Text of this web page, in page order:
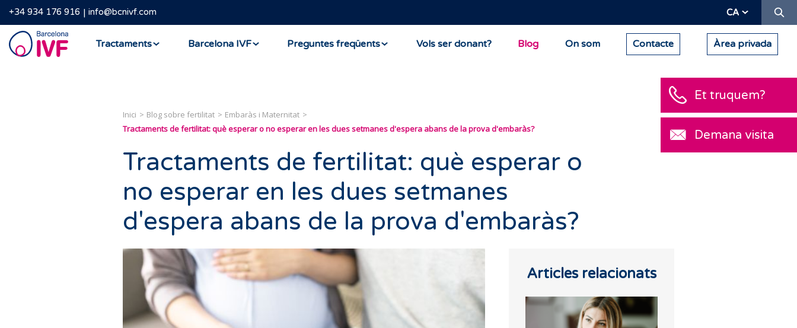
+34 934 176 916 info@bcnivf.com CA
Barcelona
IVF
Tractaments Barcelona IVF Preguntes freqüents Vols ser donant? Blog On som Contacte Àrea privada
Inici Blog sobre fertilitat
Embaràs i Maternitat
Tractaments de fertilitat: què esperar o no esperar en les dues setmanes d'espera abans de la prova d'embaràs?
Tractaments de fertilitat: què esperar o
no esperar en les dues setmanes
d'espera abans de la prova d'embaràs?
Articles relacionats
Et truquem?
Demana visita